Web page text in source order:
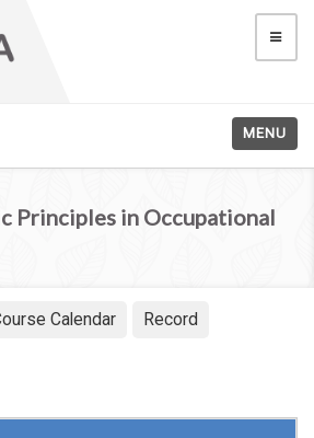
MENU
Principles in Occupational
Calendar Record